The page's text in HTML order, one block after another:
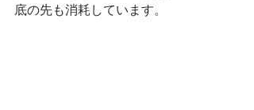
底の先も消耗しています。